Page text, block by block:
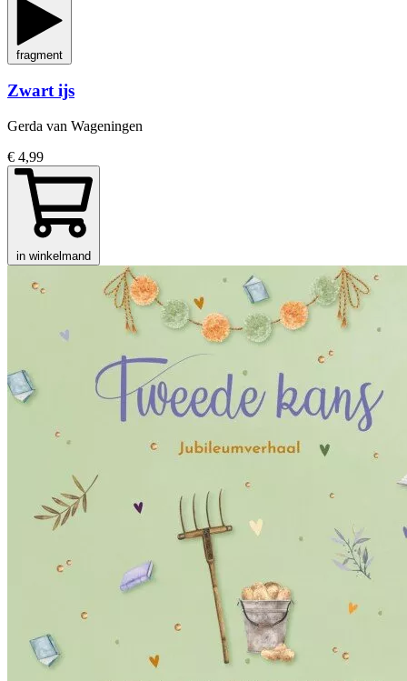
fragment
Zwart ijs
Gerda van Wageningen
€ 4,99
in winkelmand